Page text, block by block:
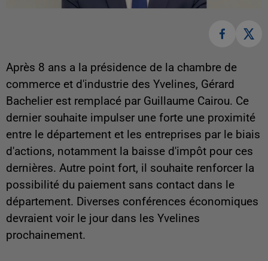
Après 8 ans a la présidence de la chambre de
commerce et d'industrie des Yvelines, Gérard
Bachelier est remplacé par Guillaume Cairou. Ce
dernier souhaite impulser une forte une proximité
entre le département et les entreprises par le biais
d'actions, notamment la baisse d'impôt pour ces
dernières. Autre point fort, il souhaite renforcer la
possibilité du paiement sans contact dans le
département. Diverses conférences économiques
devraient voir le jour dans les Yvelines
prochainement.